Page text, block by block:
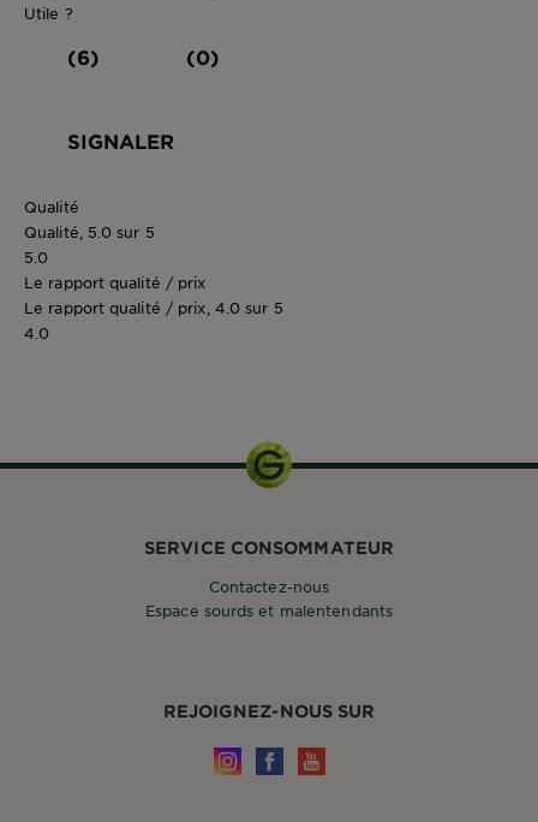
Utile ?
(6) (0)
SIGNALER
Qualité
Qualité, 5.0 sur 5
5.0
Le rapport qualité / prix
Le rapport qualité / prix, 4.0 sur 5
4.0
REJOIGNEZ-NOUS SUR
SERVICE CONSOMMATEUR
Contactez-nous
Espace sourds et malentendants